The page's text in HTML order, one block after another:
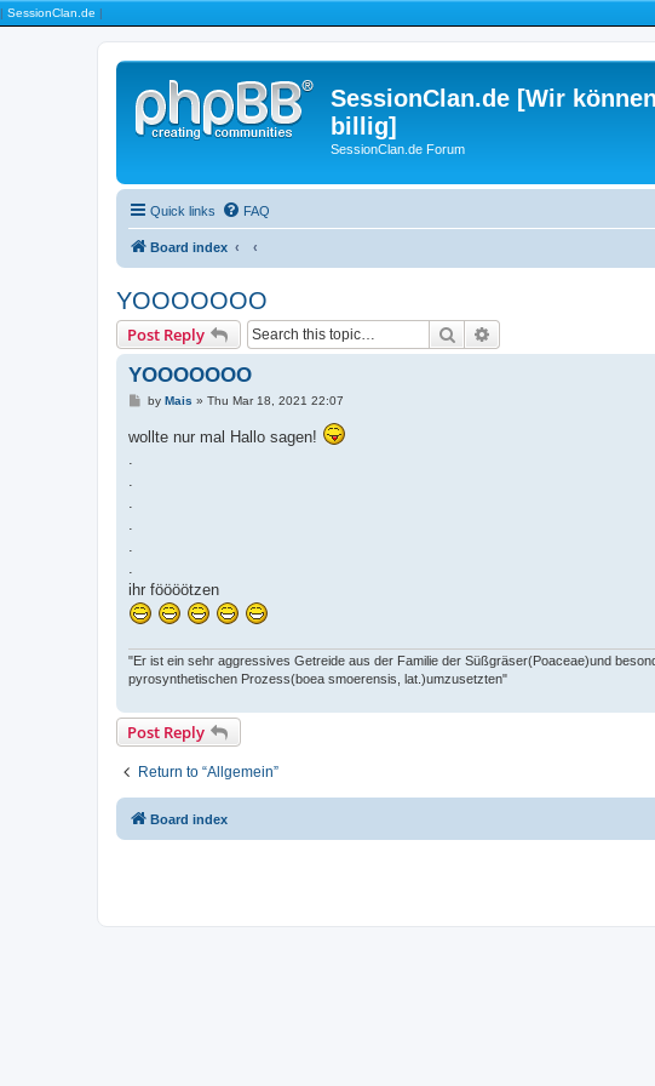
| SessionClan.de |
SessionClan.de [Wir
billig]
SessionClan.de Forum
Quick links FAQ
Board index
YOOOOOOO
Post Reply Search
YOOOOOOO
P
s
t
by Mais » Thu Mar 18, 2021 22:07
wollte nur mal Hallo sagen!
ihr föööötzen
"Er ist ein sehr aggressives Getreide aus der Familie der Süßgräser(Poaceae)und
pyrosynthetischen Prozess(boea smoerensis, lat.)umzusetzten"
Post Reply
Return to “Allgemein”
Board index